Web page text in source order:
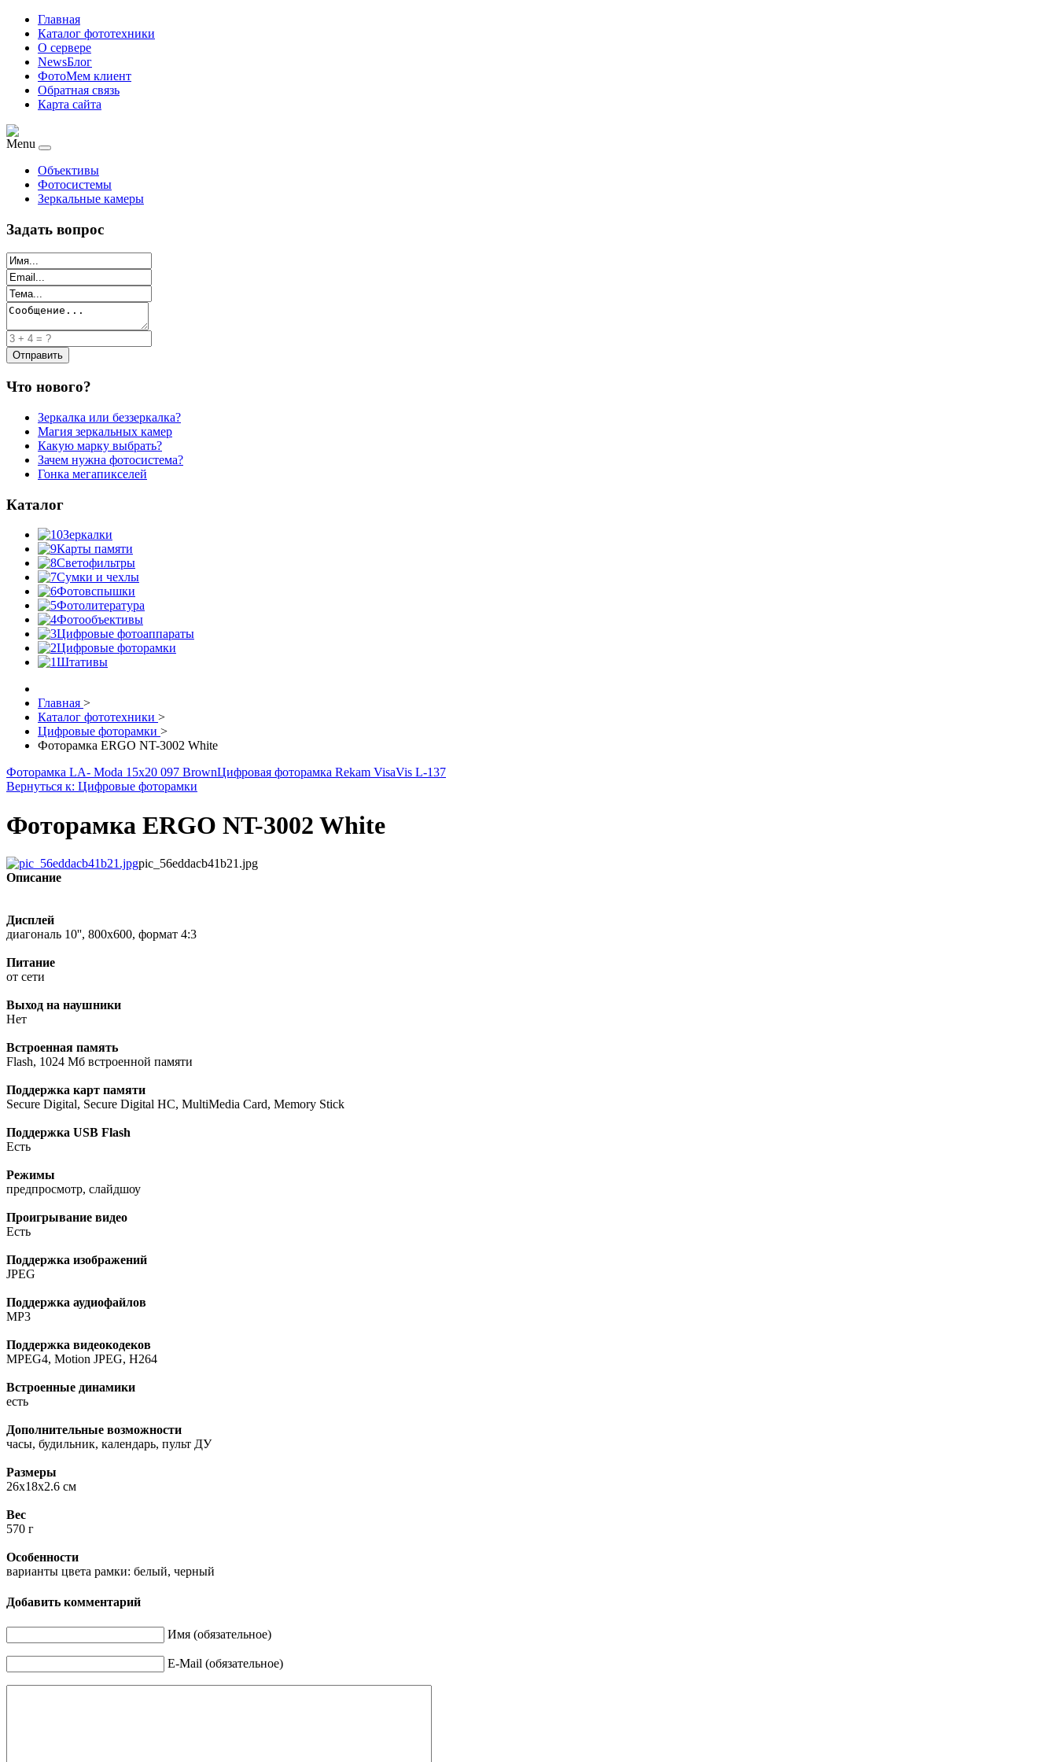
Главная
Каталог фототехники
О сервере
NewsБлог
ФотоМем клиент
Обратная связь
Карта сайта
Menu
Объективы
Фотосистемы
Зеркальные камеры
Задать вопрос
Что нового?
Зеркалка или беззеркалка?
Магия зеркальных камер
Какую марку выбрать?
Зачем нужна фотосистема?
Гонка мегапикселей
Каталог
Зеркалки
Карты памяти
Светофильтры
Сумки и чехлы
Фотовспышки
Фотолитература
Фотообъективы
Цифровые фотоаппараты
Цифровые фоторамки
Штативы
Главная >
Каталог фототехники >
Цифровые фоторамки >
Фоторамка ERGO NT-3002 White
Фоторамка LA- Moda 15x20 097 BrownЦифровая фоторамка Rekam VisaVis L-137
Вернуться к: Цифровые фоторамки
Фоторамка ERGO NT-3002 White
pic_56eddacb41b21.jpg
Описание
Дисплей
диагональ 10'', 800x600, формат 4:3
Питание
от сети
Выход на наушники
Нет
Встроенная память
Flash, 1024 Мб встроенной памяти
Поддержка карт памяти
Secure Digital, Secure Digital HC, MultiMedia Card, Memory Stick
Поддержка USB Flash
Есть
Режимы
предпросмотр, слайдшоу
Проигрывание видео
Есть
Поддержка изображений
JPEG
Поддержка аудиофайлов
MP3
Поддержка видеокодеков
MPEG4, Motion JPEG, H264
Встроенные динамики
есть
Дополнительные возможности
часы, будильник, календарь, пульт ДУ
Размеры
26x18x2.6 см
Вес
570 г
Особенности
варианты цвета рамки: белый, черный
Добавить комментарий
Имя (обязательное)
E-Mail (обязательное)